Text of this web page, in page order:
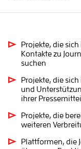
Projekte, die
Kontakte zu
suchen
Projekte, die
und
ihrer
Projekte, die
weiteren
Plattformen, die